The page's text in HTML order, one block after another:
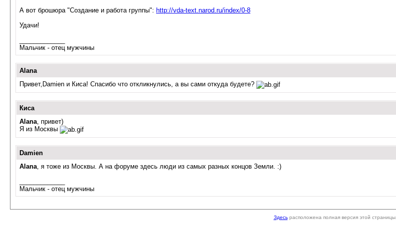
А вот брошюра "Создание и работа группы": http://vda-text.narod.ru/index/0-8
Удачи!
Мальчик - отец мужчины
Alana
Привет,Damien и Киса! Спасибо что откликнулись, а вы сами откуда будете?
Киса
Alana , привет)
Я из Москвы
Damien
Alana , я тоже из Москвы. А на форуме здесь люди из самых разных концов Земли. :)
Мальчик - отец мужчины
Здесьрасположена полная версия этой страницы.